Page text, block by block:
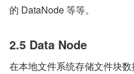
的 DataNode 等等。
2.5 Data Node
在本地文件系统存储文件块